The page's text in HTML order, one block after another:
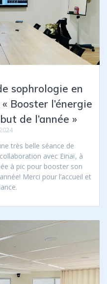
sophrologie en
Booster l’énergie
de l’année »
très belle séance de
avec Einaï, à
à pic pour booster son
Merci pour l’accueil et